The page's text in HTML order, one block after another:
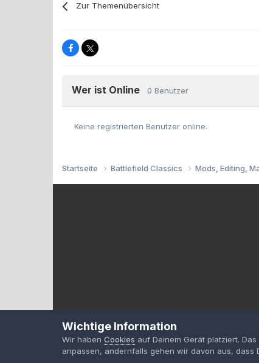
Zur Themenübersicht
Wer ist Online 0 Benutzer
Keine registrierten Benutzer online.
Startseite Battlefield Classics Mods, Editing,
Wichtige Information
Wir haben Cookies auf Deinem Gerät platziert.
anpassen, andernfalls gehen wir davon aus, dass